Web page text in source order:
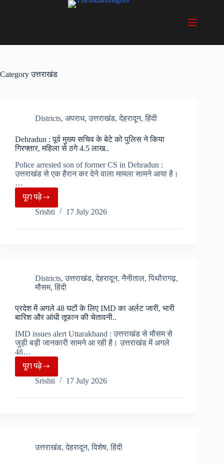
Categoryउत्तराखंड
Districts, अपराध,उत्तराखंड,देहरादून,हिंदी
Dehradun : पूर्व मुख्य सचिव के बेटे को पुलिस ने किया
गिरफ्तार, महिला से ठगे 4.5 लाख..
Police arrested son of former CS in Dehradun :
उत्तराखंड से एक हैरान कर देने वाला मामला सामने आया है।
…
पूरा पढ़ेDehradun
:
पूर्व
बेटे
को
पुलिस
ने
गिरफ्तार,
से
ठगे
Srishti 17 July 2026
Districts,उत्तराखंड,देहरादून,नैनीताल,पिथौरागढ़,
मौसम,हिंदी
प्रदेश में अगले 48 घटों के लिए IMD का अर्लट जारी, भारी
बारिश और आंधी तूफान की चेतावनी..
IMD issues alert Uttarakhand : उत्तराखंड से मौसम से
जुड़ी बड़ी जानकारी सामने आ रही है। उत्तराखंड में अगले
48…
पूरा पढ़ेप्रदेश
में
अगले
लिए
Srishti 17 July 2026
उत्तराखंड,देहरादून,विशेष,हिंदी